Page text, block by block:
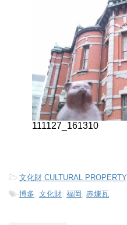
111127_161310
-文化財 CULTURAL PROPERTY,
-博多 文化財 福岡 赤煉瓦